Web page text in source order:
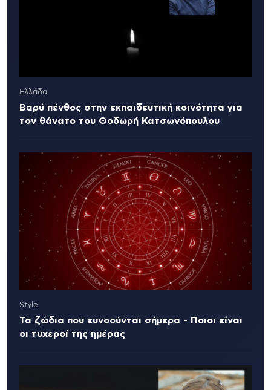
Ελλάδα
Βαρύ πένθος στην εκπαιδευτική κοινότητα για
τον θάνατο του Θοδωρή Κατσωνόπουλου
Style
Τα ζώδια που ευνοούνται σήμερα - Ποιοι είναι
οι τυχεροί της ημέρας